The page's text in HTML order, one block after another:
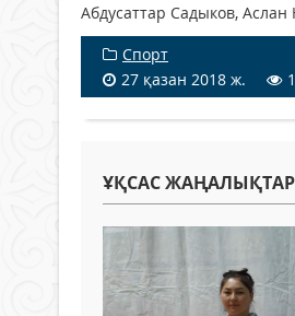
Абдусаттар Садыков, Аслан
Спорт
27 қазан 2018 ж.
ҰҚСАС